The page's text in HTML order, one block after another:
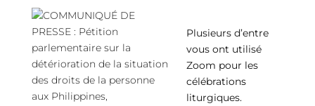
Plusieurs d’entre
vous ont utilisé
Zoom pour les
célébrations
liturgiques.